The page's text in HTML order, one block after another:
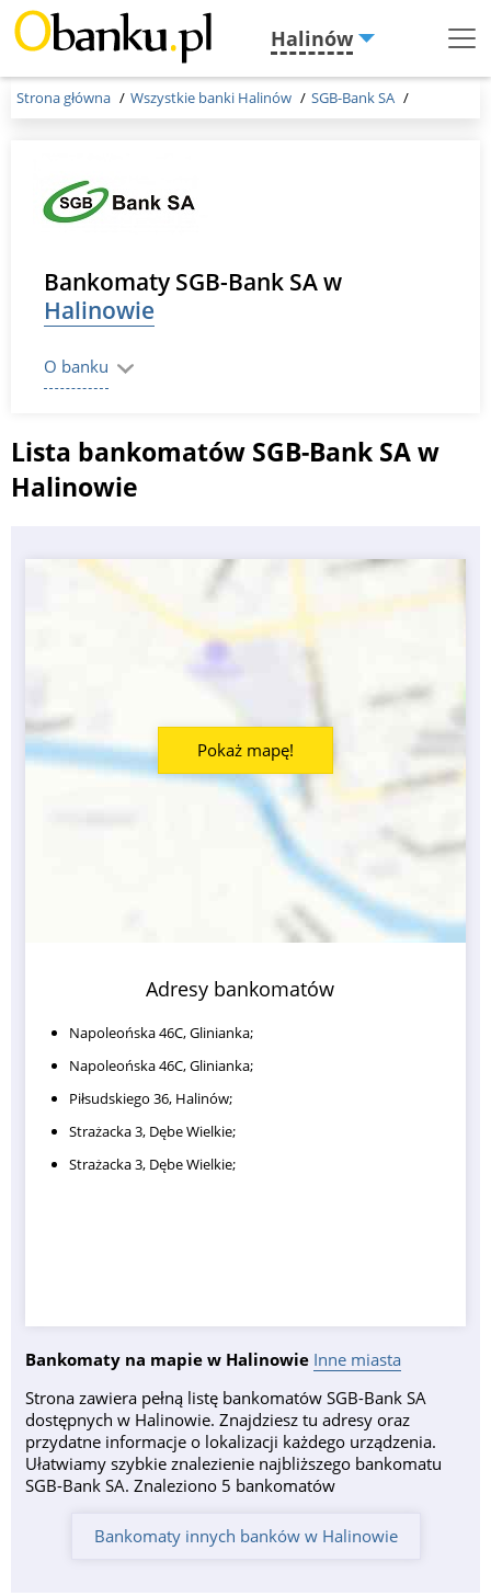
Halinów
Menu
Strona główna Wszystkie banki Halinów SGB-Bank SA
Bankomaty SGB-Bank SA w
Halinowie
O banku
Lista bankomatów SGB-Bank SA w
Halinowie
Adresy bankomatów
Napoleońska 46C, Glinianka;
Napoleońska 46C, Glinianka;
Piłsudskiego 36, Halinów;
Strażacka 3, Dębe Wielkie;
Strażacka 3, Dębe Wielkie;
Pokaż mapę!
Bankomaty na mapie w Halinowie Inne miasta
Strona zawiera pełną listę bankomatów SGB-Bank SA
dostępnych w Halinowie. Znajdziesz tu adresy oraz
przydatne informacje o lokalizacji każdego urządzenia.
Ułatwiamy szybkie znalezienie najbliższego bankomatu
SGB-Bank SA. Znaleziono 5 bankomatów
Bankomaty innych banków w Halinowie